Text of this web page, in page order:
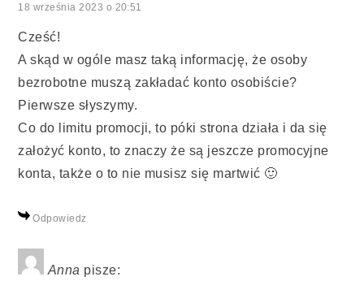
18 września 2023 o 20:51
Cześć!
A skąd w ogóle masz taką informację, że osoby
bezrobotne muszą zakładać konto osobiście?
Pierwsze słyszymy.
Co do limitu promocji, to póki strona działa i da się
założyć konto, to znaczy że są jeszcze promocyjne
konta, także o to nie musisz się martwić 🙂
Odpowiedz
Anna pisze: